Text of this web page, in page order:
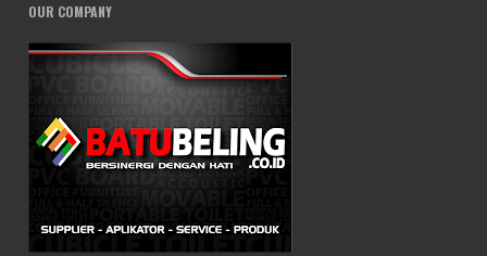
OUR COMPANY